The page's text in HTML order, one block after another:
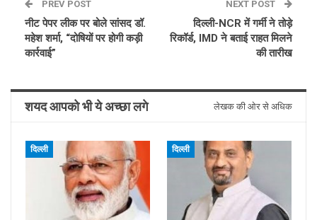
PREV POST
नीट पेपर लीक पर बोले सांसद डॉ.
महेश शर्मा, “दोषियों पर होगी कड़ी
कार्रवाई”
NEXT POST
दिल्ली-NCR में गर्मी ने तोड़े
रिकॉर्ड, IMD ने बताई राहत मिलने
की तारीख
शयद आपको भी ये अच्छा लगे लेखक की ओर से अधिक
दिल्ली दिल्ली